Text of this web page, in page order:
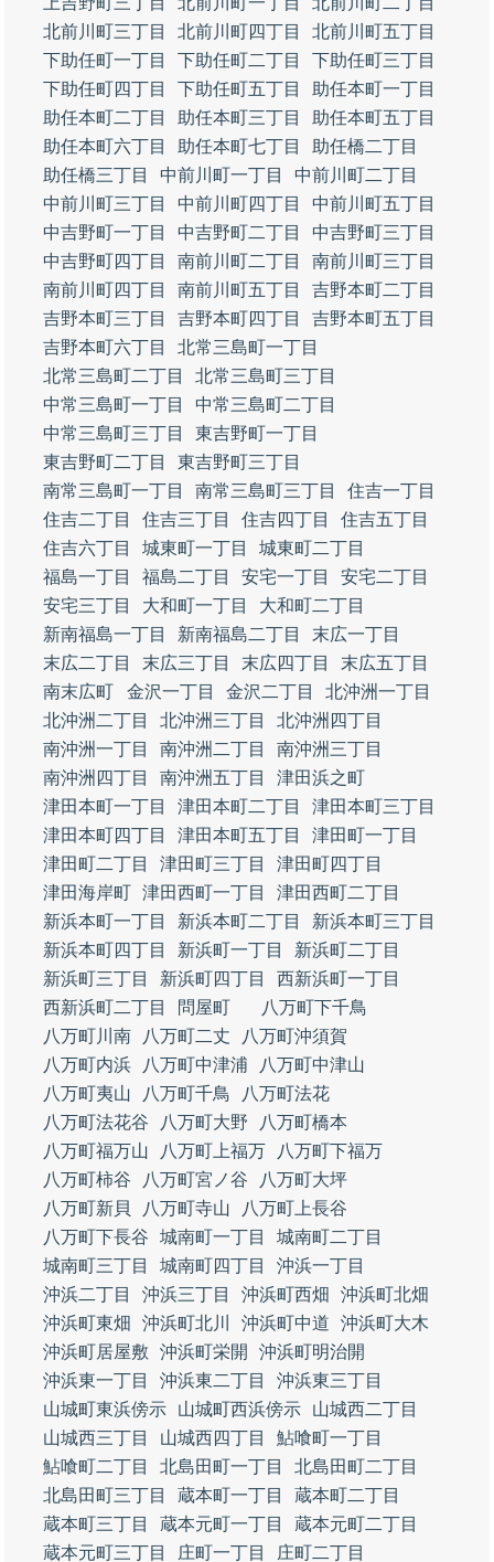
北前川町三丁目
北前川町四丁目
北前川町五丁目
下助任町一丁目
下助任町二丁目
下助任町三丁目
下助任町四丁目
下助任町五丁目
助任本町一丁目
助任本町二丁目
助任本町三丁目
助任本町五丁目
助任本町六丁目
助任本町七丁目
助任橋二丁目
助任橋三丁目
中前川町一丁目
中前川町二丁目
中前川町三丁目
中前川町四丁目
中前川町五丁目
中吉野町一丁目
中吉野町二丁目
中吉野町三丁目
中吉野町四丁目
南前川町二丁目
南前川町三丁目
南前川町四丁目
南前川町五丁目
吉野本町二丁目
吉野本町三丁目
吉野本町四丁目
吉野本町五丁目
吉野本町六丁目
北常三島町一丁目
北常三島町二丁目
北常三島町三丁目
中常三島町一丁目
中常三島町二丁目
中常三島町三丁目
東吉野町一丁目
東吉野町二丁目
東吉野町三丁目
南常三島町一丁目
南常三島町三丁目
住吉一丁目
住吉二丁目
住吉三丁目 住吉四丁目
住吉五丁目
住吉六丁目
城東町一丁目
城東町二丁目
福島一丁目
福島二丁目 安宅一丁目
安宅二丁目
安宅三丁目
大和町一丁目
大和町二丁目
新南福島一丁目
新南福島二丁目
末広一丁目
末広二丁目
末広三丁目 末広四丁目
末広五丁目
南末広町
金沢一丁目 金沢二丁目
北沖洲一丁目
北沖洲二丁目
北沖洲三丁目
北沖洲四丁目
南沖洲一丁目
南沖洲二丁目
南沖洲三丁目
南沖洲四丁目
南沖洲五丁目
津田浜之町
津田本町一丁目
津田本町二丁目
津田本町三丁目
津田本町四丁目
津田本町五丁目
津田町一丁目
津田町二丁目
津田町三丁目
津田町四丁目
津田海岸町 津田西町一丁目
津田西町二丁目
新浜本町一丁目
新浜本町二丁目
新浜本町三丁目
新浜本町四丁目
新浜町一丁目
新浜町二丁目
新浜町三丁目
新浜町四丁目
西新浜町一丁目
西新浜町二丁目
問屋町
八万町下千鳥
八万町川南
八万町二丈
八万町沖須賀
八万町内浜
八万町中津浦
八万町中津山
八万町夷山
八万町千鳥
八万町法花
八万町法花谷
八万町大野
八万町橋本
八万町福万山
八万町上福万
八万町下福万
八万町柿谷
八万町宮ノ谷
八万町大坪
八万町新貝
八万町寺山
八万町上長谷
八万町下長谷
城南町一丁目
城南町二丁目
城南町三丁目
城南町四丁目
沖浜一丁目
沖浜二丁目
沖浜三丁目 沖浜町西畑
沖浜町北畑
沖浜町東畑
沖浜町北川 沖浜町中道
沖浜町大木
沖浜町居屋敷
沖浜町栄開
沖浜町明治開
沖浜東一丁目
沖浜東二丁目
沖浜東三丁目
山城町東浜傍示
山城町西浜傍示
山城西二丁目
山城西三丁目
山城西四丁目
鮎喰町一丁目
鮎喰町二丁目
北島田町一丁目
北島田町二丁目
北島田町三丁目
蔵本町一丁目
蔵本町二丁目
蔵本町三丁目
蔵本元町一丁目
蔵本元町二丁目
蔵本元町三丁目
庄町一丁目
庄町二丁目